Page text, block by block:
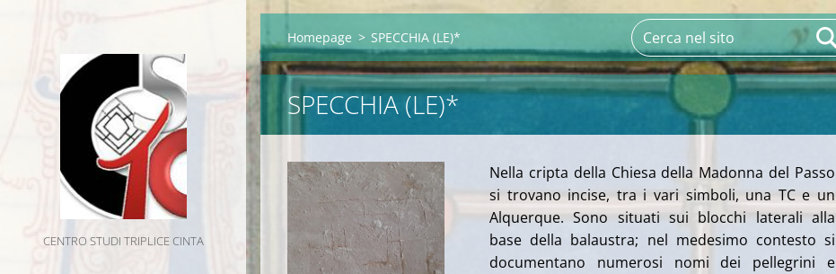
CENTRO STUDI TRIPLICE CINTA
Homepage > SPECCHIA (LE)*
SPECCHIA (LE)*
Nella cripta della Chiesa della Madonna del Passo
si trovano incise, tra i vari simboli, una TC e un
Alquerque. Sono situati sui blocchi laterali alla
base della balaustra; nel medesimo contesto si
documentano numerosi nomi dei pellegrini e